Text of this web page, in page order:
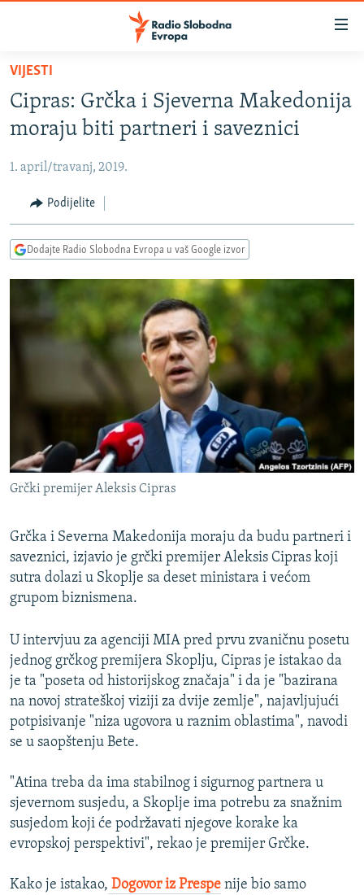
Pređite
glavni
sadržaj
na
navigaciju
Pređite
na
BOSNA I HERCEGOVINA
KOSOVO
CRNA GORA
VIDEO
INFOGRAFIKE
PODCASTI
RAT U UKRAJINI
KINA NA BALKANU
RSE PRIČE IZ SVIJETA
ISPRIČAJ MI
DNEVNO@RSE
SPECIJALI RSE
VIŠE OD NASLOVA
GENOCID U SREBRENICI
POPLAVE I KLIZIŠTA U BIH 2024.
TV LIBERTY
POST SCRIPTUM
TRI DECENIJE OD RATA U BIH
SVE KARTE DEJTONA
NASTANAK I RASPAD JUGOSLAVIJE
PRATITE NAS
Sve RFE/RL stranice
VIJESTI
Cipras: Grčka i Sjeverna Makedonija
moraju biti partneri i saveznici
1. april/travanj, 2019.
Podijelite
Dodajte Radio Slobodna Evropa u vaš Google izvor
Grčki premijer Aleksis Cipras
Grčka i Severna Makedonija moraju da budu partneri i
saveznici, izjavio je grčki premijer Aleksis Cipras koji
sutra dolazi u Skoplje sa deset ministara i većom
grupom biznismena.
U intervjuu za agenciji MIA pred prvu zvaničnu posetu
jednog grčkog premijera Skoplju, Cipras je istakao da
je ta "poseta od historijskog značaja" i da je "bazirana
na novoj strateškoj viziji za dvije zemlje", najavljujući
potpisivanje "niza ugovora u raznim oblastima", navodi
se u saopštenju Bete.
"Atina treba da ima stabilnog i sigurnog partnera u
sjevernom susjedu, a Skoplje ima potrebu za snažnim
susjedom koji će podržavati njegove korake ka
evropskoj perspektivi", rekao je premijer Grčke.
Kako je istakao, Dogovor iz Prespe nije bio samo